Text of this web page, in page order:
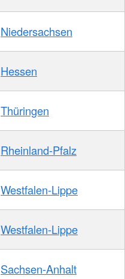
Niedersachsen
Hessen
Thüringen
Rheinland-Pfalz
Westfalen-Lippe
Westfalen-Lippe
Sachsen-Anhalt